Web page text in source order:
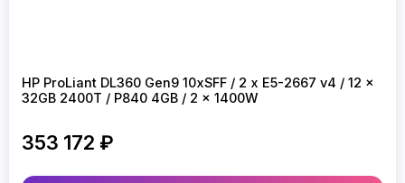
HP ProLiant DL360 Gen9 10xSFF / 2 x E5-2667 v4 / 12 x
32GB 2400T / P840 4GB / 2 x 1400W
353 172 ₽